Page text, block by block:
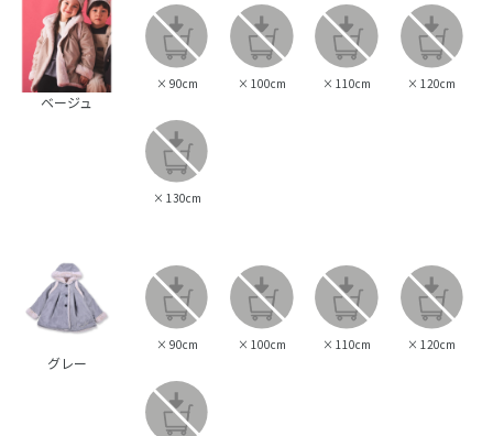
ベージュ
× 90cm × 100cm × 110cm × 120cm
× 130cm
グレー
× 90cm × 100cm × 110cm × 120cm